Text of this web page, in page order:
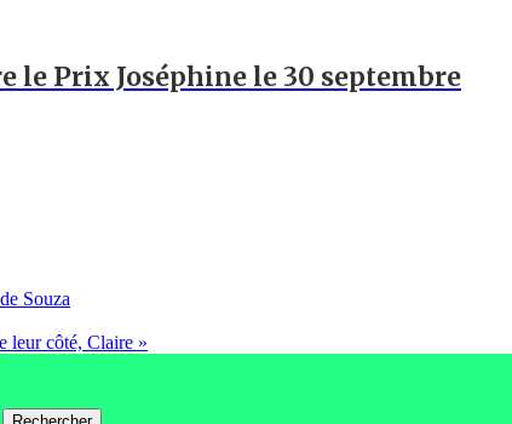
le Prix Joséphine le 30 septembre
Souza
leur côté, Claire »